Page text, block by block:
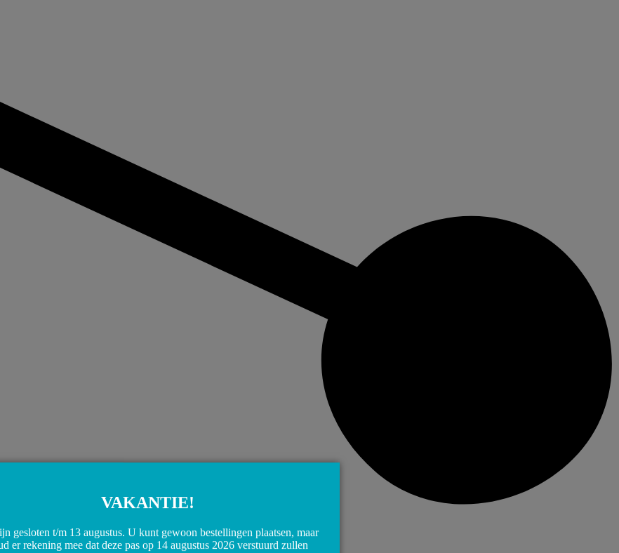
on WhatsAppShare on WhatsApp
VAKANTIE!
gesloten t/m 13 augustus. U kunt gewoon bestellingen plaatsen, maar
er rekening mee dat deze pas op 14 augustus 2026 verstuurd zullen